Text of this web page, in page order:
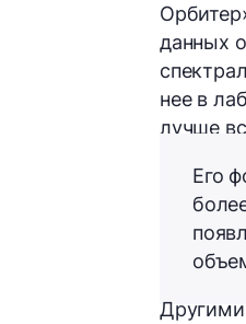
данных
нее в
лучше
Его
Другими